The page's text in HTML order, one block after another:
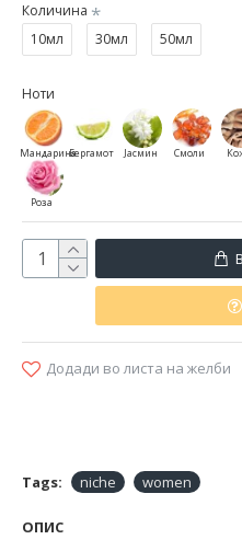
Количина
10мл
30мл 50мл
Ноти
МандаринаБергамот Јасмин Смоли
Роза
Додади во листа на желби
Tags: niche women
ОПИС